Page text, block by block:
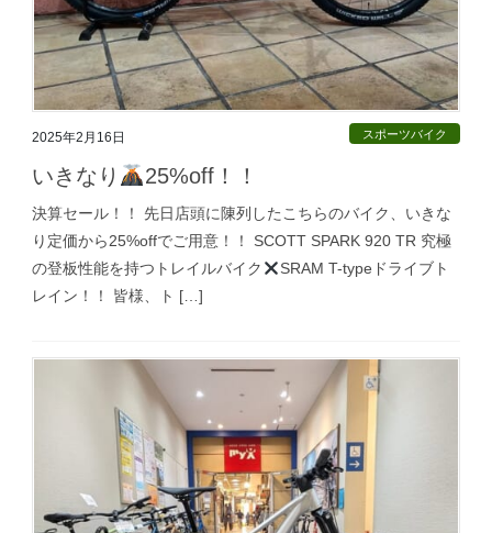
2025年2月16日 スポーツバイク
いきなり 25%off！！
決算セール！！ 先日店頭に陳列したこちらのバイク、いきな
り定価から25%offでご用意！！ SCOTT SPARK 920 TR 究極
の登板性能を持つトレイルバイク
SRAM T-typeドライブト
レイン！！ 皆様、ト […]